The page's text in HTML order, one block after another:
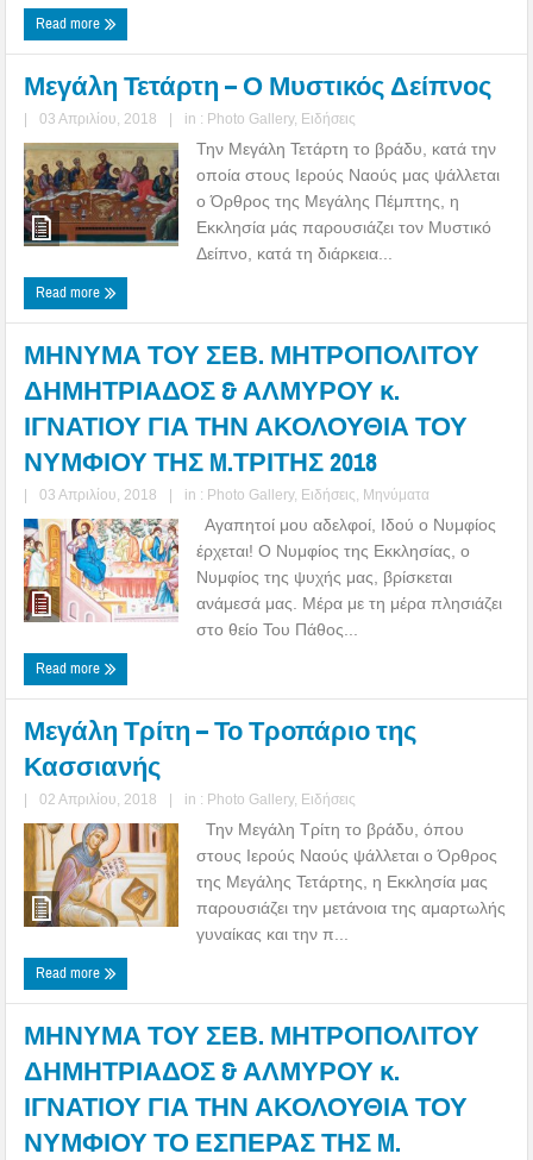
Read more
Μεγάλη Τετάρτη – Ο Μυστικός Δείπνος
| 03 Απριλίου, 2018 | in : Photo Gallery, Ειδήσεις
Την Μεγάλη Τετάρτη το βράδυ, κατά την
οποία στους Ιερούς Ναούς μας ψάλλεται
ο Όρθρος της Μεγάλης Πέμπτης, η
Εκκλησία μάς παρουσιάζει τον Μυστικό
Δείπνο, κατά τη διάρκεια...
Read more
ΜΗΝΥΜΑ ΤΟΥ ΣΕΒ. ΜΗΤΡΟΠΟΛΙΤΟΥ
ΔΗΜΗΤΡΙΑΔΟΣ & ΑΛΜΥΡΟΥ κ.
ΙΓΝΑΤΙΟΥ ΓΙΑ ΤΗΝ ΑΚΟΛΟΥΘΙΑ ΤΟΥ
ΝΥΜΦΙΟΥ ΤΗΣ M.ΤΡΙΤΗΣ 2018
| 03 Απριλίου, 2018 | in : Photo Gallery, Ειδήσεις Μηνύματα
Αγαπητοί μου αδελφοί, Ιδού ο Νυμφίος
έρχεται! Ο Νυμφίος της Εκκλησίας, ο
Νυμφίος της ψυχής μας, βρίσκεται
ανάμεσά μας. Μέρα με τη μέρα πλησιάζει
στο θείο Του Πάθος...
Read more
Μεγάλη Τρίτη – Το Τροπάριο της
Κασσιανής
| 02 Απριλίου, 2018 | in : Photo Gallery, Ειδήσεις
Την Μεγάλη Τρίτη το βράδυ, όπου
στους Ιερούς Ναούς ψάλλεται ο Όρθρος
της Μεγάλης Τετάρτης, η Εκκλησία μας
παρουσιάζει την μετάνοια της αμαρτωλής
γυναίκας και την π...
Read more
ΜΗΝΥΜΑ ΤΟΥ ΣΕΒ. ΜΗΤΡΟΠΟΛΙΤΟΥ
ΔΗΜΗΤΡΙΑΔΟΣ & ΑΛΜΥΡΟΥ κ.
ΙΓΝΑΤΙΟΥ ΓΙΑ ΤΗΝ ΑΚΟΛΟΥΘΙΑ ΤΟΥ
ΝΥΜΦΙΟΥ ΤΟ ΕΣΠΕΡΑΣ ΤΗΣ M.